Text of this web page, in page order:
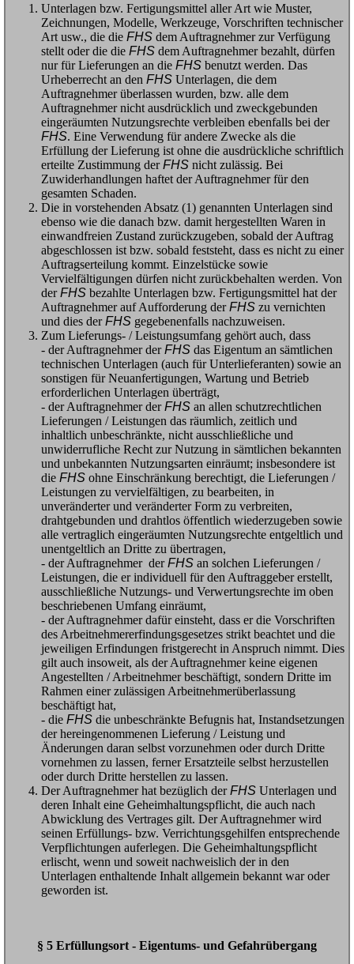
Unterlagen bzw. Fertigungsmittel aller Art wie Muster,
Zeichnungen, Modelle, Werkzeuge, Vorschriften technischer
Art usw., die die FHS dem Auftragnehmer zur Verfügung
stellt oder die die FHS dem Auftragnehmer bezahlt, dürfen
nur für Lieferungen an die FHS benutzt werden. Das
Urheberrecht an den FHS Unterlagen, die dem
Auftragnehmer überlassen wurden, bzw. alle dem
Auftragnehmer nicht ausdrücklich und zweckgebunden
eingeräumten Nutzungsrechte verbleiben ebenfalls bei der
FHS. Eine Verwendung für andere Zwecke als die
Erfüllung der Lieferung ist ohne die ausdrückliche schriftlich
erteilte Zustimmung derFHS nicht zulässig. Bei
Zuwiderhandlungen haftet der Auftragnehmer für den
gesamten Schaden.
Die in vorstehenden Absatz (1) genannten Unterlagen sind
ebenso wie die danach bzw. damit hergestellten Waren in
einwandfreien Zustand zurückzugeben, sobald der Auftrag
abgeschlossen ist bzw. sobald feststeht, dass es nicht zu einer
Auftragserteilung kommt. Einzelstücke sowie
Vervielfältigungen dürfen nicht zurückbehalten werden. Von
derFHS bezahlte Unterlagen bzw. Fertigungsmittel hat der
Auftragnehmer auf Aufforderung derFHS zu vernichten
und dies derFHS gegebenenfalls nachzuweisen.
Zum Lieferungs- / Leistungsumfang gehört auch, dass
- der Auftragnehmer derFHS das Eigentum an sämtlichen
technischen Unterlagen (auch für Unterlieferanten) sowie an
sonstigen für Neuanfertigungen, Wartung und Betrieb
erforderlichen Unterlagen überträgt,
- der Auftragnehmer derFHS an allen schutzrechtlichen
Lieferungen / Leistungen das räumlich, zeitlich und
inhaltlich unbeschränkte, nicht ausschließliche und
unwiderrufliche Recht zur Nutzung in sämtlichen bekannten
und unbekannten Nutzungsarten einräumt; insbesondere ist
die FHS ohne Einschränkung berechtigt, die Lieferungen /
Leistungen zu vervielfältigen, zu bearbeiten, in
unveränderter und veränderter Form zu verbreiten,
drahtgebunden und drahtlos öffentlich wiederzugeben sowie
alle vertraglich eingeräumten Nutzungsrechte entgeltlich und
unentgeltlich an Dritte zu übertragen,
- der Auftragnehmer derFHS an solchen Lieferungen /
Leistungen, die er individuell für den Auftraggeber erstellt,
ausschließliche Nutzungs- und Verwertungsrechte im oben
beschriebenen Umfang einräumt,
- der Auftragnehmer dafür einsteht, dass er die Vorschriften
des Arbeitnehmererfindungsgesetzes strikt beachtet und die
jeweiligen Erfindungen fristgerecht in Anspruch nimmt. Dies
gilt auch insoweit, als der Auftragnehmer keine eigenen
Angestellten / Arbeitnehmer beschäftigt, sondern Dritte im
Rahmen einer zulässigen Arbeitnehmerüberlassung
beschäftigt hat,
- die FHS die unbeschränkte Befugnis hat, Instandsetzungen
der hereingenommenen Lieferung / Leistung und
Änderungen daran selbst vorzunehmen oder durch Dritte
vornehmen zu lassen, ferner Ersatzteile selbst herzustellen
oder durch Dritte herstellen zu lassen.
Der Auftragnehmer hat bezüglich derFHS Unterlagen und
deren Inhalt eine Geheimhaltungspflicht, die auch nach
Abwicklung des Vertrages gilt. Der Auftragnehmer wird
seinen Erfüllungs- bzw. Verrichtungsgehilfen entsprechende
Verpflichtungen auferlegen. Die Geheimhaltungspflicht
erlischt, wenn und soweit nachweislich der in den
Unterlagen enthaltende Inhalt allgemein bekannt war oder
geworden ist.
§ 5 Erfüllungsort - Eigentums- und Gefahrübergang